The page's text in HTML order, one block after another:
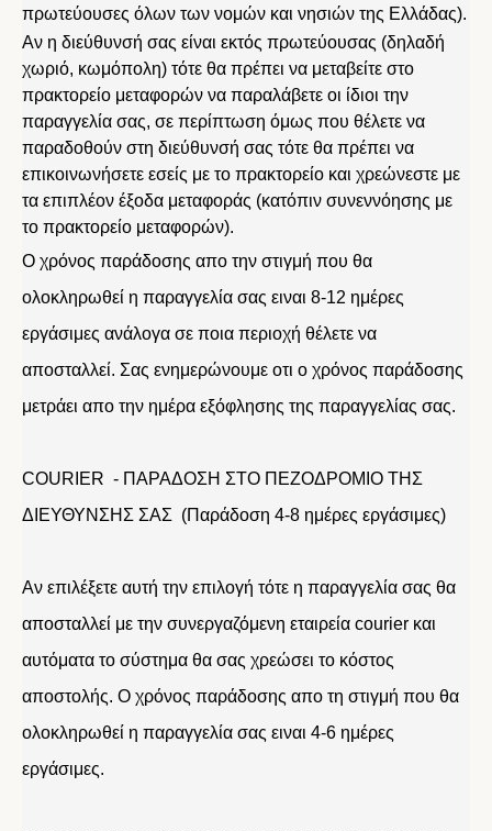
πρωτεύουσες όλων των νομών και νησιών της Ελλάδας).
Αν η διεύθυνσή σας είναι εκτός πρωτεύουσας (δηλαδή
χωριό, κωμόπολη) τότε θα πρέπει να μεταβείτε στο
πρακτορείο μεταφορών να παραλάβετε οι ίδιοι την
παραγγελία σας, σε περίπτωση όμως που θέλετε να
παραδοθούν στη διεύθυνσή σας τότε θα πρέπει να
επικοινωνήσετε εσείς με το πρακτορείο και χρεώνεστε με
τα επιπλέον έξοδα μεταφοράς (κατόπιν συνεννόησης με
το πρακτορείο μεταφορών).
Ο χρόνος παράδοσης απο την στιγμή που θα
ολοκληρωθεί η παραγγελία σας ειναι 8-12 ημέρες
εργάσιμες ανάλογα σε ποια περιοχή θέλετε να
αποσταλλεί. Σας ενημερώνουμε οτι ο χρόνος παράδοσης
μετράει απο την ημέρα εξόφλησης της παραγγελίας σας.
COURIER - ΠΑΡΑΔΟΣΗ ΣΤΟ ΠΕΖΟΔΡΟΜΙΟ ΤΗΣ
ΔΙΕΥΘΥΝΣΗΣ ΣΑΣ (Παράδοση 4-8 ημέρες εργάσιμες)
Αν επιλέξετε αυτή την επιλογή τότε η παραγγελία σας θα
αποσταλλεί με την συνεργαζόμενη εταιρεία courier και
αυτόματα το σύστημα θα σας χρεώσει το κόστος
αποστολής. Ο χρόνος παράδοσης απο τη στιγμή που θα
ολοκληρωθεί η παραγγελία σας ειναι 4-6 ημέρες
εργάσιμες.